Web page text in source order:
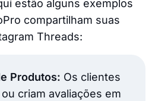
estão alguns exemplos
compartilham suas
Threads:
Produtos: Os clientes
criam avaliações em